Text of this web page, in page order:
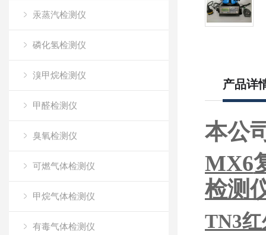
汞蒸汽检测仪
磷化氢检测仪
溴甲烷检测仪
甲醛检测仪
臭氧检测仪
可燃气体检测仪
甲烷气体检测仪
有毒气体检测仪
产品详
本公
MX6
检测
TN3